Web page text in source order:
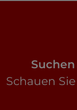
Schauen